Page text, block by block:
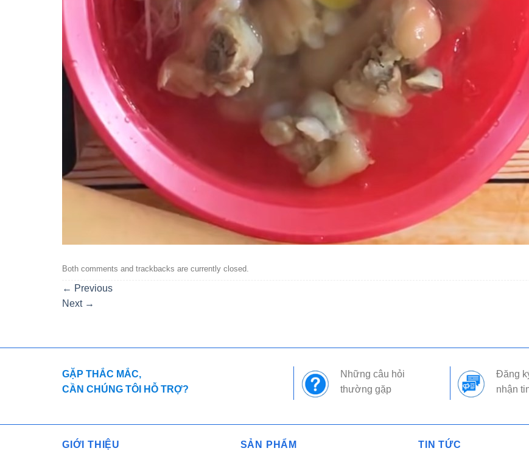
Both comments and trackbacks are currently closed.
← Previous
Next →
GẶP THẮC MẮC,
CẦN CHÚNG TÔI HỖ TRỢ?
Những câu hỏi
thường gặp
Đăng
nhận
GIỚI THIỆU SẢN PHẨM TIN TỨC